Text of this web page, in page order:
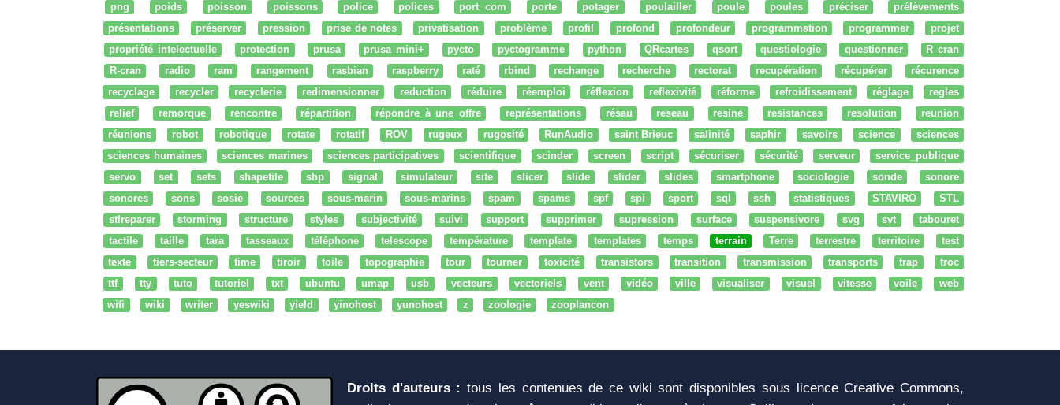
png
poids poisson poissons police polices port com porte potager poulailler poule poules préciser
prélèvements
présentations
préserver pression prise de notes privatisation problème profil profond profondeur programmation programmer
projet
propriété intelectuelle
protection prusa prusa mini+ pycto pyctogramme python QRcartes qsort questiologie questionner
R cran
R-cran
radio ram rangement rasbian raspberry raté rbind rechange recherche rectorat recupération récupérer
récurence
recyclage
recycler recyclerie redimensionner reduction réduire réemploi réflexion reflexivité réforme refroidissement réglage
regles
relief
remorque rencontre répartition répondre à une offre représentations résau reseau resine resistances resolution
reunion
réunions
robot robotique rotate rotatif ROV rugeux rugosité RunAudio saint Brieuc salinité saphir savoirs science
sciences
sciences humaines
sciences marines sciences participatives scientifique scinder screen script sécuriser sécurité serveur
service_publique
servo
set sets shapefile shp signal simulateur site slicer slide slider slides smartphone sociologie sonde
sonore
sonores
sons sosie sources sous-marin sous-marins spam spams spf spi sport sql ssh statistiques STAVIRO
STL
stlreparer
storming structure styles subjectivité suivi support supprimer supression surface suspensivore svg svt
tabouret
tactile
taille tara tasseaux téléphone telescope température template templates temps terrain Terre terrestre territoire
test
texte
tiers-secteur time tiroir toile topographie tour tourner toxicité transistors transition transmission transports trap
troc
ttf
tty tuto tutoriel txt ubuntu umap usb vecteurs vectoriels vent vidéo ville visualiser visuel vitesse voile
web
wifi
wiki writer yeswiki yield yinohost yunohost z zoologie zooplancon
Droits d'auteurs : tous les contenues de ce wiki sont disponibles sous licence Creative Commons,